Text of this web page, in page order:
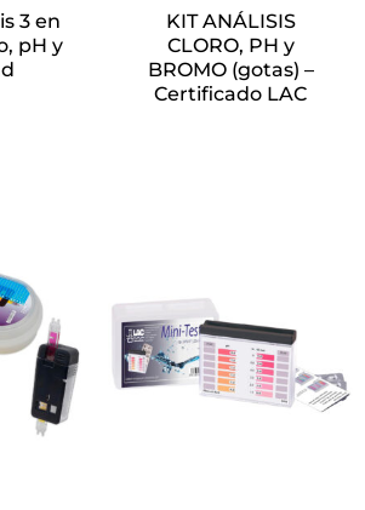
3 en
pH y
KIT ANÁLISIS
CLORO, PH y
BROMO (gotas) –
Certificado LAC